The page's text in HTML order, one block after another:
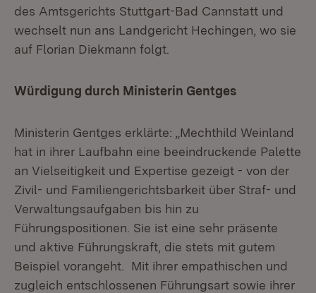
des Amtsgerichts Stuttgart-Bad Cannstatt und
wechselt nun ans Landgericht Hechingen, wo sie
auf Florian Diekmann folgt.
Würdigung durch Ministerin Gentges
Ministerin Gentges erklärte: „Mechthild Weinland
hat in ihrer Laufbahn eine beeindruckende Palette
an Vielseitigkeit und Expertise gezeigt - von der
Zivil- und Familiengerichtsbarkeit über Straf- und
Verwaltungsaufgaben bis hin zu
Führungspositionen. Sie ist eine sehr präsente
und aktive Führungskraft, die stets mit gutem
Beispiel vorangeht. Mit ihrer empathischen und
zugleich entschlossenen Führungsart sowie ihrer